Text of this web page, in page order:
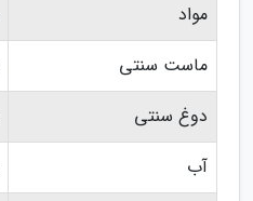
مواد
ماست سنتی
دوغ سنتی
آب